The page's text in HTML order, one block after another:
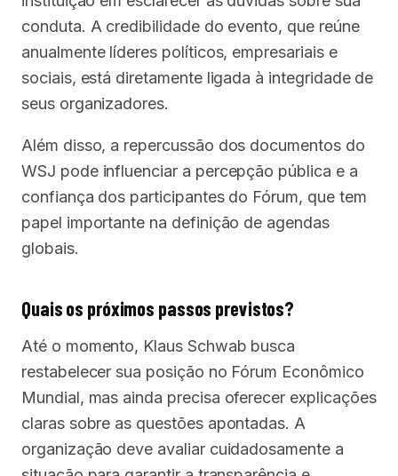
conduta. A credibilidade do evento, que reúne
anualmente líderes políticos, empresariais e
sociais, está diretamente ligada à integridade de
seus organizadores.
Além disso, a repercussão dos documentos do
WSJ pode influenciar a percepção pública e a
confiança dos participantes do Fórum, que tem
papel importante na definição de agendas
globais.
Quais os próximos passos previstos?
Até o momento, Klaus Schwab busca
restabelecer sua posição no Fórum Econômico
Mundial, mas ainda precisa oferecer explicações
claras sobre as questões apontadas. A
organização deve avaliar cuidadosamente a